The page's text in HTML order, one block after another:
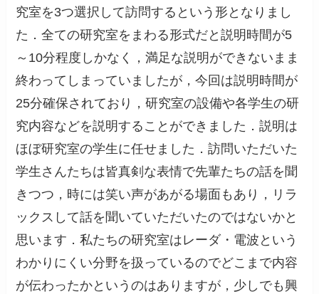
究室を3つ選択して訪問するという形となりまし
た．全ての研究室をまわる形式だと説明時間が5
～10分程度しかなく，満足な説明ができないまま
終わってしまっていましたが，今回は説明時間が
25分確保されており，研究室の設備や各学生の研
究内容などを説明することができました．説明は
ほぼ研究室の学生に任せました．訪問いただいた
学生さんたちは皆真剣な表情で先輩たちの話を聞
きつつ，時には笑い声があがる場面もあり，リラ
ックスして話を聞いていただいたのではないかと
思います．私たちの研究室はレーダ・電波という
わかりにくい分野を扱っているのでどこまで内容
が伝わったかというのはありますが，少しでも興